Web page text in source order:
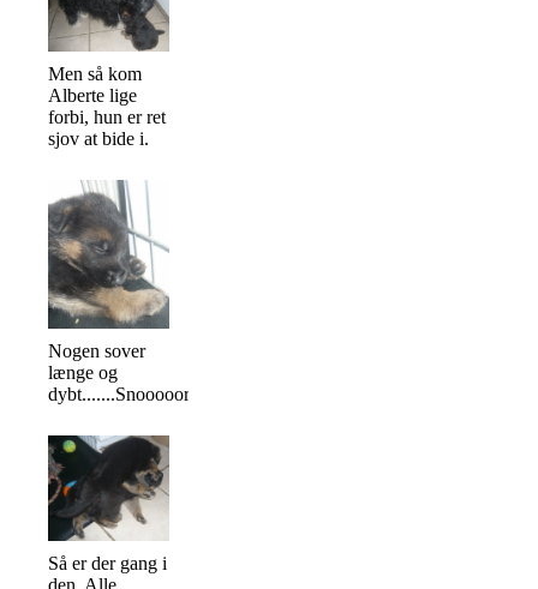
Men så kom
Alberte lige
forbi, hun er ret
sjov at bide i.
Nogen sover
længe og
dybt.......Snooooork.
Så er der gang i